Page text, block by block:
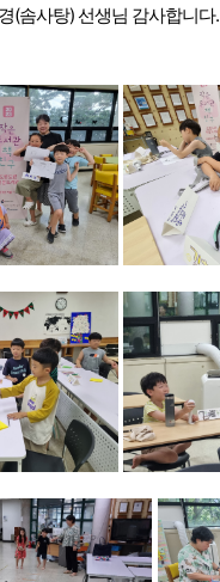
(솜사탕) 선생님 감사합니다.